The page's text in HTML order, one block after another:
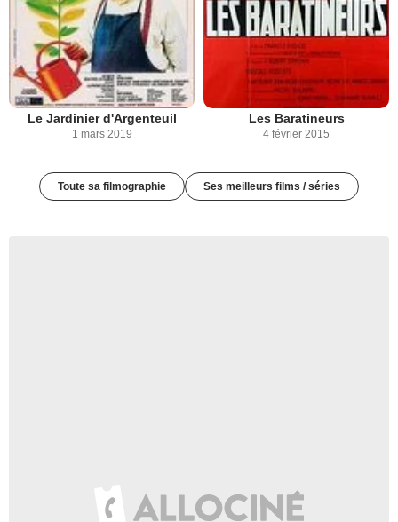
Le Jardinier d'Argenteuil
1 mars 2019
Les Baratineurs
4 février 2015
Toute sa filmographie Ses meilleurs films / séries